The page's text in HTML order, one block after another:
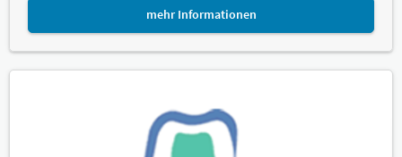
mehr Informationen